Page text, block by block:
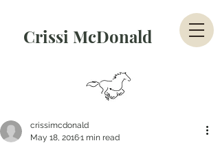
Crissi McDonald
crissimcdonald
May 18, 20161 min read